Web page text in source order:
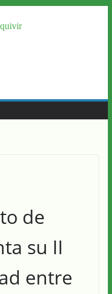
de
su II
entre